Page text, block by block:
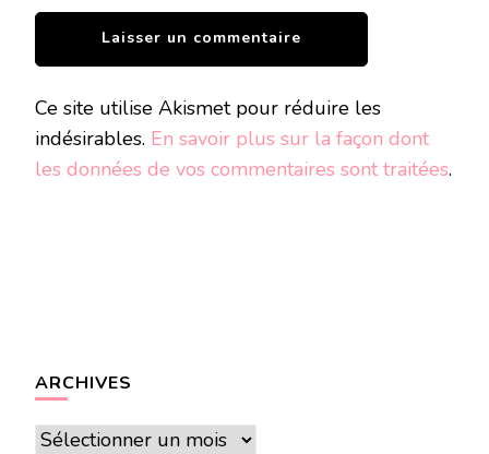
Ce site utilise Akismet pour réduire les
indésirables. En savoir plus sur la façon dont
les données de vos commentaires sont traitées.
ARCHIVES
Archives